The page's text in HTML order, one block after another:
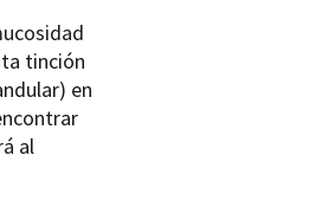
tinción
en
al